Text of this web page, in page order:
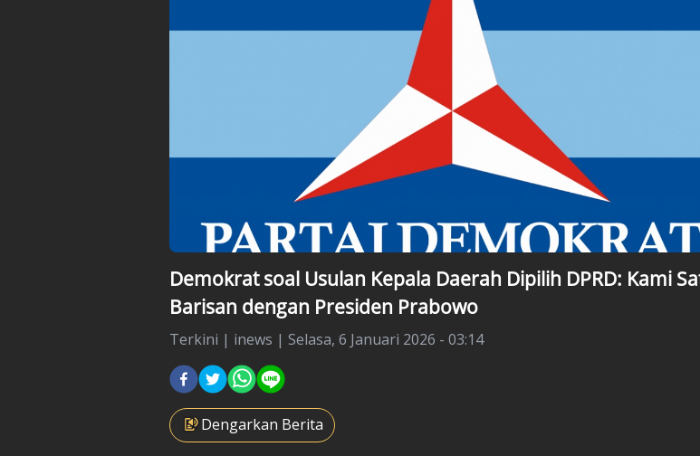
Demokrat soal Usulan Kepala Daerah Dipilih DPRD: Kami
Barisan dengan Presiden Prabowo
Terkini | inews | Selasa, 6 Januari 2026 - 03:14
Dengarkan Berita